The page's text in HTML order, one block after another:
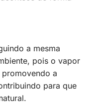
a mesma
pois o vapor
a
para que